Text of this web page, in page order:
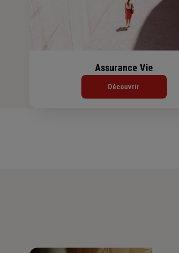
Assurance Vie
Découvrir